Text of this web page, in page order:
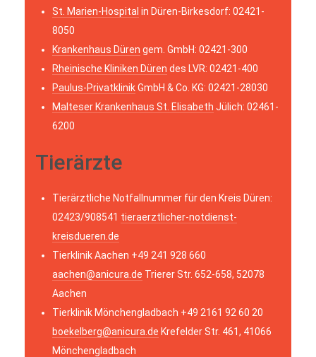
St. Marien-Hospital in Düren-Birkesdorf: 02421-
8050
Krankenhaus Düren gem. GmbH: 02421-300
Rheinische Kliniken Düren des LVR: 02421-400
Paulus-PrivatklinikGmbH & Co. KG: 02421-28030
Malteser Krankenhaus St. Elisabeth Jülich: 02461-
6200
Tierärzte
Tierärztliche Notfallnummer für den Kreis Düren:
02423/908541 tieraerztlicher-notdienst-
kreisdueren.de
Tierklinik Aachen +49 241 928 660
aachen@anicura.de Trierer Str. 652-658, 52078
Aachen
Tierklinik Mönchengladbach +49 2161 92 60 20
boekelberg@anicura.de Krefelder Str. 461, 41066
Mönchengladbach